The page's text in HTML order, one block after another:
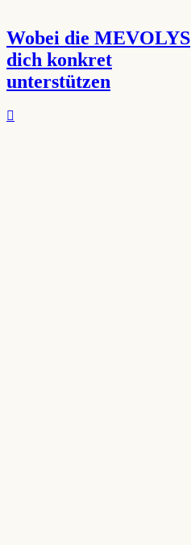
Wobei die MEVOLYS
dich konkret
unterstützen